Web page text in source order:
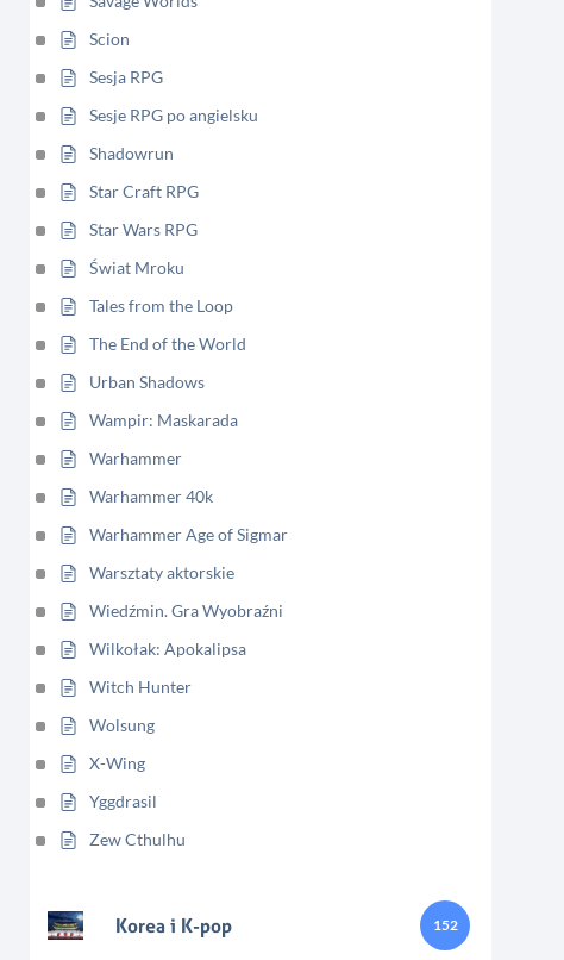
Scion
Sesja RPG
Sesje RPG po angielsku
Shadowrun
Star Craft RPG
Star Wars RPG
Świat Mroku
Tales from the Loop
The End of the World
Urban Shadows
Wampir: Maskarada
Warhammer
Warhammer 40k
Warhammer Age of Sigmar
Warsztaty aktorskie
Wiedźmin. Gra Wyobraźni
Wilkołak: Apokalipsa
Witch Hunter
Wolsung
X-Wing
Yggdrasil
Zew Cthulhu
Korea i K-pop 152